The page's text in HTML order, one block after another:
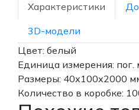
Характеристики
3D-модели
Цвет: белый
Единица измерения: пог.
Размеры: 40х100х2000
Количество в коробке: